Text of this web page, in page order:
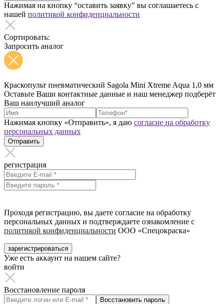
Нажимая на кнопку “оставить заявку” вы соглашаетесь с
нашей политикой конфиденциальности
Сортировать:
Запросить аналог
Краскопульт пневматический Sagola Mini Xtreme Aqua 1,0 мм
Оставьте Ваши контактные данные и наш менеджер подберёт
Ваш наилучший аналог
Нажимая кнопку «Отправить», я даю согласие на обработку
персональных данных
Отправить
регистрация
Проходя регистрацию, вы даете согласие на обработку
персональных данных и подтверждаете ознакомление с
политикой конфиденциальности ООО «Спецокраска»
зарегистрироваться
Уже есть аккаунт на нашем сайте?
войти
Восстановление пароля
Восстановить пароль